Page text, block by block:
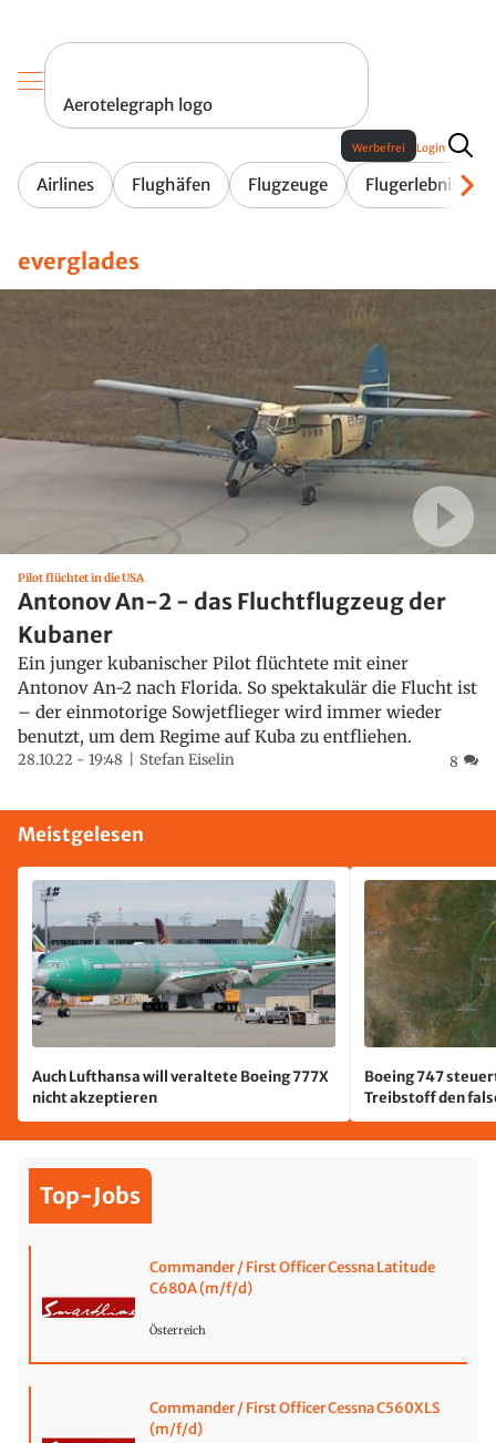
Aerotelegraph logo
Airlines Flughäfen Flugzeuge Flugerlebnis
Werbefrei Login
everglades
Pilot flüchtet in die USA
Antonov An-2 - das Fluchtflugzeug der
Kubaner
Ein junger kubanischer Pilot flüchtete mit einer
Antonov An-2 nach Florida. So spektakulär die Flucht ist
– der einmotorige Sowjetflieger wird immer wieder
benutzt, um dem Regime auf Kuba zu entfliehen.
28.10.22 - 19:48 Stefan Eiselin 8
Meistgelesen
Auch Lufthansa will veraltete Boeing 777X
nicht akzeptieren
Boeing 747
Treibstoff den
Top-Jobs
Commander / First Officer Cessna Latitude
C680A (m/f/d)
Österreich
Commander / First Officer Cessna C560XLS
(m/f/d)